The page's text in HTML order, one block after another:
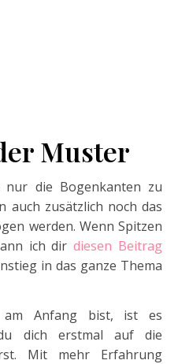
Muster
die Bogenkanten zu
auch zusätzlich noch das
werden. Wenn Spitzen
ich dirdiesen Beitrag
in das ganze Thema
Anfang bist, ist es
dich erstmal auf die
Mit mehr Erfahrung